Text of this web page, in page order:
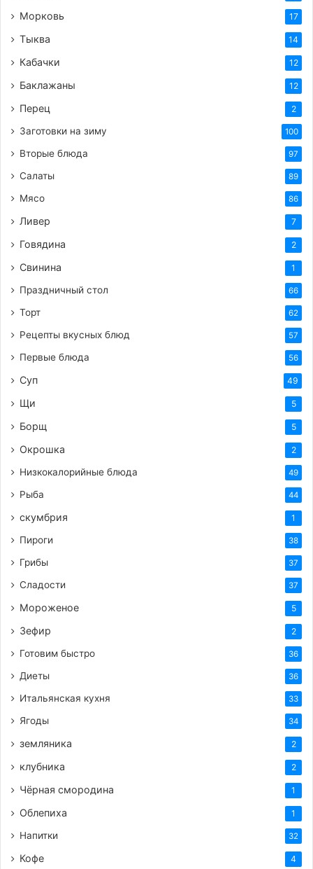
Морковь 17
Тыква 14
Кабачки 12
Баклажаны 12
Перец 2
Заготовки на зиму 100
Вторые блюда 97
Салаты 89
Мясо 86
Ливер 7
Говядина 2
Свинина 1
Праздничный стол 66
Торт 62
Рецепты вкусных блюд 57
Первые блюда 56
Суп 49
Щи 5
Борщ 5
Окрошка 2
Низкокалорийные блюда 49
Рыба 44
скумбрия 1
Пироги 38
Грибы 37
Сладости 37
Мороженое 5
Зефир 2
Готовим быстро 36
Диеты 36
Итальянская кухня 33
Ягоды 34
земляника 2
клубника 2
Чёрная смородина 1
Облепиха 1
Напитки 32
Кофе 4